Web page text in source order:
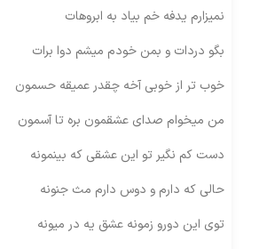
نمیزارم یدفه خم بیاد به ابروهات
بگو دردات و بمن خودم میشم دوا برات
خوب تر از خوبی آخه چقدر عمیقه حسمون
من میخوام صدای عشقمون بره تا آسمون
دست کم نگیر تو این عشقی که بینمونه
حالی که دارم و دوس دارم مث جنونه
توی این دورو زمونه عشق یه در میونه